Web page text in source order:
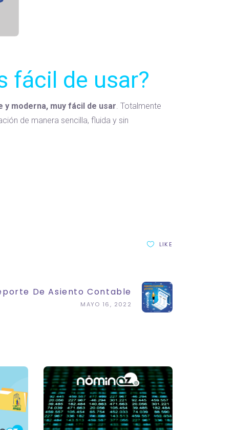
fácil de usar?
moderna, muy fácil de usar. Totalmente
de manera sencilla, fluida y sin
LIKE
De Asiento Contable
MAYO 16, 2022